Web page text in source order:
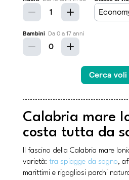
Calabria mare
costa tutta da
Il fascino della Calabria mare
varietà: tra spiagge da sogno,
marittimi e rigogliosi parchi